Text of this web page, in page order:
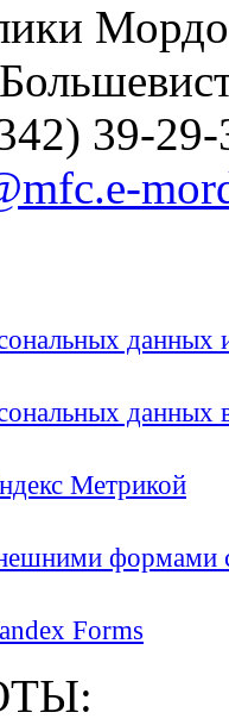
39-29-
Метрикой
формами
Forms